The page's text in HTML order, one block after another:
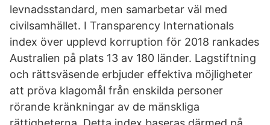
levnadsstandard, men samarbetar väl med
civilsamhället. I Transparency Internationals
index över upplevd korruption för 2018 rankades
Australien på plats 13 av 180 länder. Lagstiftning
och rättsväsende erbjuder effektiva möjligheter
att pröva klagomål från enskilda personer
rörande kränkningar av de mänskliga